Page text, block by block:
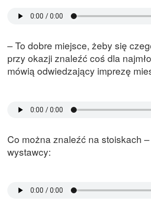
– To dobre miejsce, żeby się
przy okazji znaleźć coś dla
mówią odwiedzający imprezę
Co można znaleźć na stoiskach
wystawcy: